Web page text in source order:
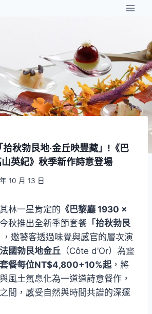
秋勃艮地‧金丘映豐藏」!《巴
英紀》秋季新作詩意登場
10 月 13 日
林一星肯定的 《巴黎廳 1930 ×
今秋推出全新季節套餐 「拾秋勃艮
，邀饕客透過味覺與感官的層次演
法國勃艮地金丘 （Côte d’Or）為靈
套餐每位NT$4,800+10%起，將
風土氣息化為一道道詩意餐作，
間，感受自然與時間共譜的深邃